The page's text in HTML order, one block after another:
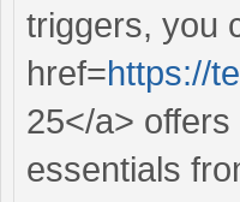
triggers, you
href=https://
25</a>
essentials